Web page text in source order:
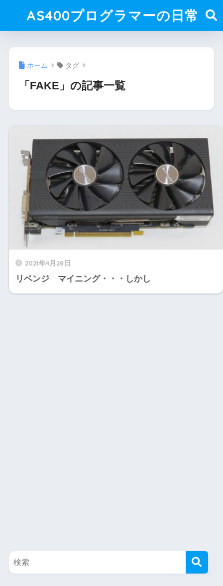
AS400プログラマーの日常
ホーム タグ
「FAKE」の記事一覧
2021年4月28日
リベンジ マイニング・・・しかし